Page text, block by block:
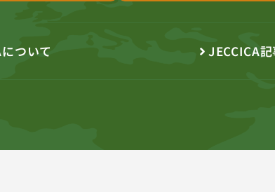
ついて JECCICA